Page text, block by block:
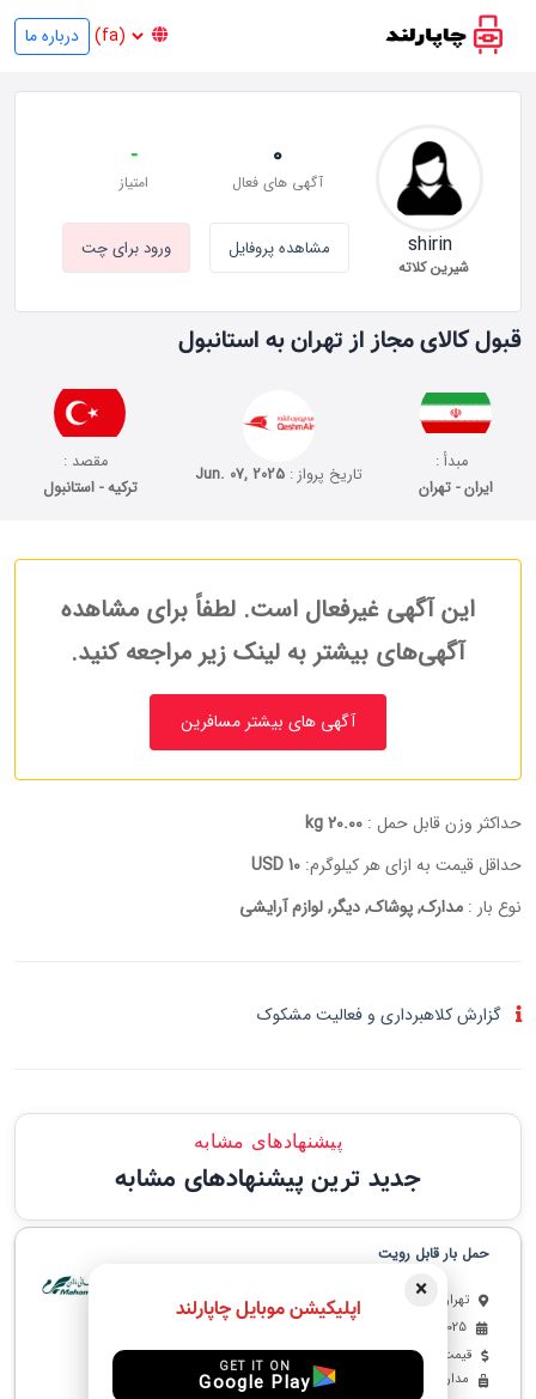
درباره ما
قبول کالای مجاز از تهران به استانبول
مبدأ :
ایران - تهران
تاریخ پرواز :Jun. 07, 2025
مقصد :
ترکیه - استانبول
shirin
شیرین کلاته
0
آگهی های فعال
-
امتیاز
مشاهده پروفایل ورود برای چت
این آگهی غیرفعال است. لطفاً برای مشاهده
آگهی‌های بیشتر به لینک زیر مراجعه کنید.
آگهی های بیشتر مسافرین
حداکثر وزن قابل حمل : 20.00 kg
حداقل قیمت به ازای هر کیلوگرم: 10 USD
نوع بار : مدارک, پوشاک, دیگر, لوازم آرایشی
گزارش کلاهبرداری و فعالیت مشکوک
پیشنهادهای مشابه
جدید ترین پیشنهادهای مشابه
حمل بار قابل رویت
تهران به استانبول
Oct. 27, 2025
قیمت/کیلوگرم: 1 دلار آمریکا
مدارک - پوشاک - دیگر
×
اپلیکیشن موبایل چاپارلند
GET IT ON
Google Play